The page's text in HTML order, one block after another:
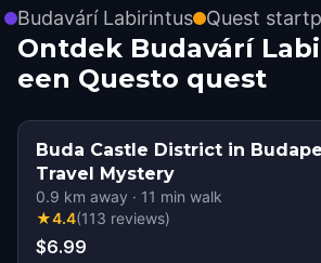
Budavárí Labirintus Quest
Ontdek Budavárí
een Questo quest
Buda Castle District in
Travel Mystery
0.9 km away · 11 min walk
★4.4(113 reviews)
$6.99